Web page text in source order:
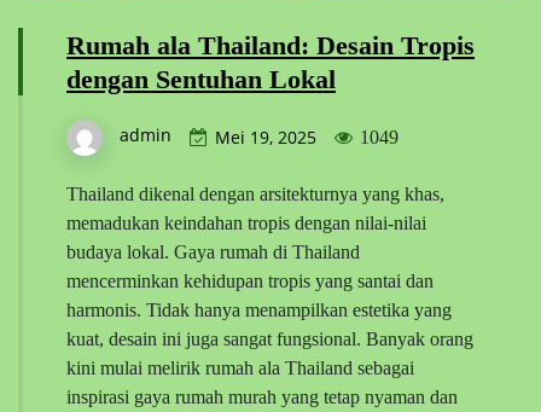
Rumah ala Thailand: Desain Tropis
dengan Sentuhan Lokal
admin Mei 19, 2025 1049
Thailand dikenal dengan arsitekturnya yang khas,
memadukan keindahan tropis dengan nilai-nilai
budaya lokal. Gaya rumah di Thailand
mencerminkan kehidupan tropis yang santai dan
harmonis. Tidak hanya menampilkan estetika yang
kuat, desain ini juga sangat fungsional. Banyak orang
kini mulai melirik rumah ala Thailand sebagai
inspirasi gaya rumah murah yang tetap nyaman dan